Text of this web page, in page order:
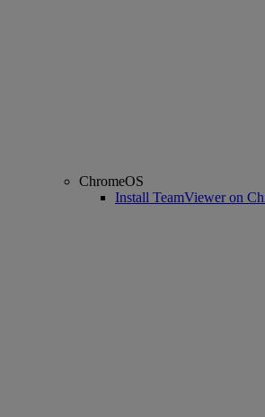
ChromeOS
Install TeamViewer on